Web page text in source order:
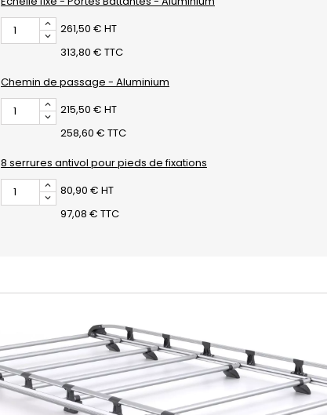
261,50 € HT
313,80 € TTC
Chemin de passage - Aluminium
215,50 € HT
258,60 € TTC
8 serrures antivol pour pieds de fixations
80,90 € HT
97,08 € TTC